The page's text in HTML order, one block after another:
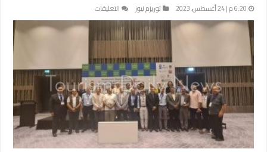
6:20 م | 24 أغسطس، 2023 توريزم نيوز التعليقات
مصر
تشارك
في
العمل
الإقليمية
حول
السياحة
البيئية
بالأردن
مغلقة